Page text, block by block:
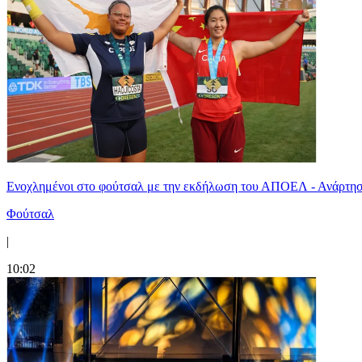
Ενοχλημένοι στο φούτσαλ με την εκδήλωση του ΑΠΟΕΛ -
Φούτσαλ
|
10:02